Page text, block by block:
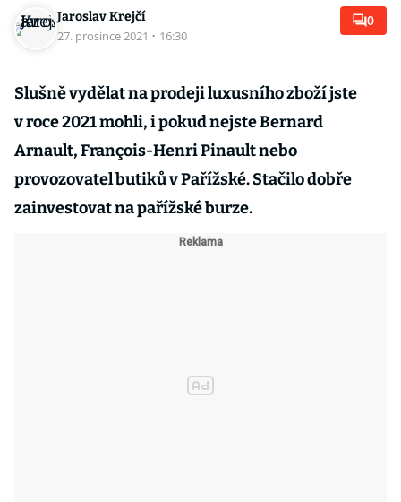
Jaroslav Krejčí
27. prosince 2021 · 16:30
0
Slušně vydělat na prodeji luxusního zboží jste
v roce 2021 mohli, i pokud nejste Bernard
Arnault, François-Henri Pinault nebo
provozovatel butiků v Pařížské. Stačilo dobře
zainvestovat na pařížské burze.